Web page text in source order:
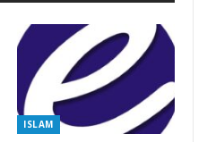
ISLAM